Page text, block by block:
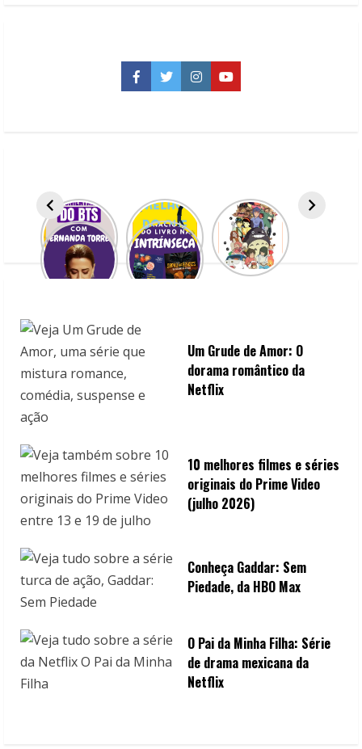
n
g
Facebook
TwitterInstagramYouTube
Um Grude de Amor: O
dorama romântico da
Netflix
10 melhores filmes e séries
originais do Prime Video
(julho 2026)
Conheça Gaddar: Sem
Piedade, da HBO Max
O Pai da Minha Filha: Série
de drama mexicana da
Netflix